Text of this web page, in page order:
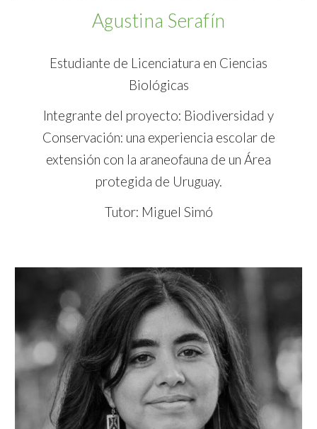
Agustina Serafín
Estudiante de Licenciatura en Ciencias
Biológicas
Integrante del proyecto: Biodiversidad y
Conservación: una experiencia escolar de
extensión con la araneofauna de un Área
protegida de Uruguay.
Tutor: Miguel Simó